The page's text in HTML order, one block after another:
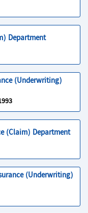
Department
(Underwriting)
(Claim) Department
(Underwriting)